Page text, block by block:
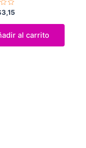
3,15
al carrito